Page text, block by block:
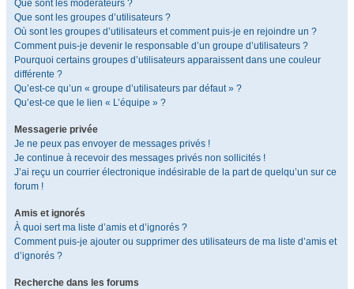
Que sont les modérateurs ?
Que sont les groupes d’utilisateurs ?
Où sont les groupes d’utilisateurs et comment puis-je en rejoindre un ?
Comment puis-je devenir le responsable d’un groupe d’utilisateurs ?
Pourquoi certains groupes d’utilisateurs apparaissent dans une couleur
différente ?
Qu’est-ce qu’un « groupe d’utilisateurs par défaut » ?
Qu’est-ce que le lien « L’équipe » ?
Messagerie privée
Je ne peux pas envoyer de messages privés !
Je continue à recevoir des messages privés non sollicités !
J’ai reçu un courrier électronique indésirable de la part de quelqu’un sur ce
forum !
Amis et ignorés
À quoi sert ma liste d’amis et d’ignorés ?
Comment puis-je ajouter ou supprimer des utilisateurs de ma liste d’amis et
d’ignorés ?
Recherche dans les forums